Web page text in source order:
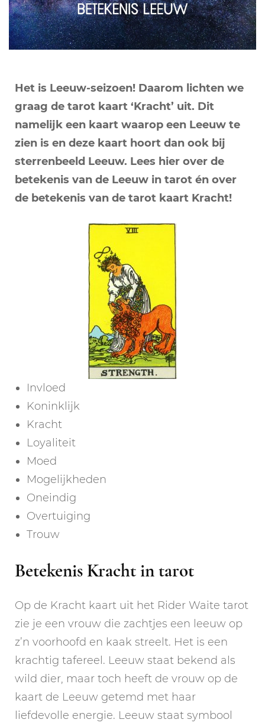
Het is Leeuw-seizoen! Daarom lichten we
graag de tarot kaart ‘Kracht’ uit. Dit
namelijk een kaart waarop een Leeuw te
zien is en deze kaart hoort dan ook bij
sterrenbeeld Leeuw. Lees hier over de
betekenis van de Leeuw in tarot én over
de betekenis van de tarot kaart Kracht!
Invloed
Koninklijk
Kracht
Loyaliteit
Moed
Mogelijkheden
Oneindig
Overtuiging
Trouw
Betekenis Kracht in tarot
Op de Kracht kaart uit het Rider Waite tarot
zie je een vrouw die zachtjes een leeuw op
z’n voorhoofd en kaak streelt. Het is een
krachtig tafereel. Leeuw staat bekend als
wild dier, maar toch heeft de vrouw op de
kaart de Leeuw getemd met haar
liefdevolle energie. Leeuw staat symbool